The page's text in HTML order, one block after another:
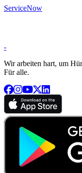
ServiceNow
-
Wir arbeiten hart, um
Für alle.